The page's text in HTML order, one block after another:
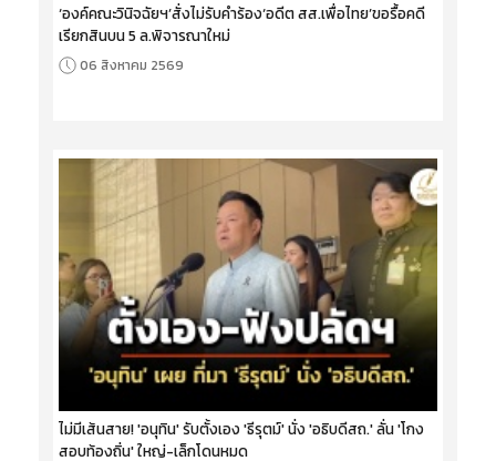
‘องค์คณะวินิจฉัยฯ’สั่งไม่รับคำร้อง‘อดีต สส.เพื่อไทย’ขอรื้อคดี
เรียกสินบน 5 ล.พิจารณาใหม่
06 สิงหาคม 2569
ไม่มีเส้นสาย! 'อนุทิน' รับตั้งเอง 'ธีรุตม์' นั่ง 'อธิบดีสถ.' ลั่น 'โกง
สอบท้องถิ่น' ใหญ่-เล็กโดนหมด